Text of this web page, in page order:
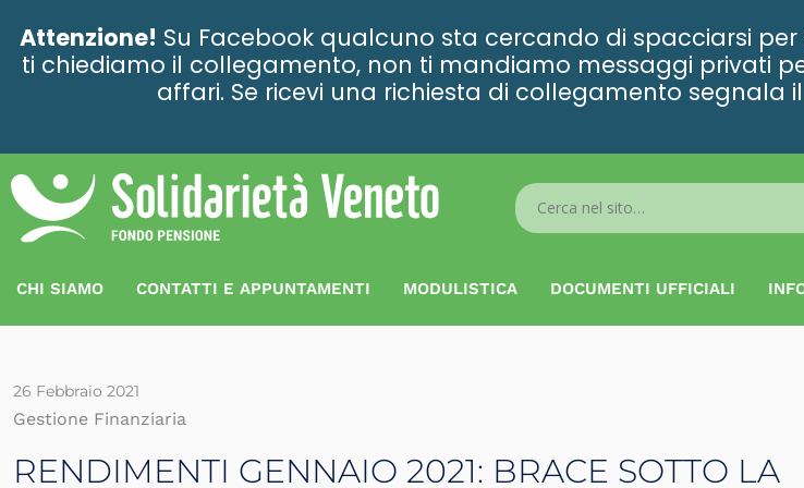
Attenzione! Su Facebook qualcuno sta cercando di spacciarsi
ti chiediamo il collegamento, non ti mandiamo messaggi privati
affari. Se ricevi una richiesta di collegamento segnala
Search
...
CHI SIAMO CONTATTI E APPUNTAMENTI MODULISTICA DOCUMENTI UFFICIALI
26 Febbraio 2021
Gestione Finanziaria
RENDIMENTI GENNAIO 2021: BRACE SOTTO LA